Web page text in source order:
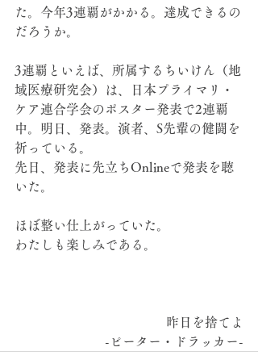
た。今年3連覇がかかる。達成できるの
だろうか。
3連覇といえば、所属するちいけん（地
域医療研究会）は、日本プライマリ・
ケア連合学会のポスター発表で2連覇
中。明日、発表。演者、S先輩の健闘を
祈っている。
先日、発表に先立ちOnlineで発表を聴
いた。
ほぼ整い仕上がっていた。
わたしも楽しみである。
昨日を捨てよ
-ピーター・ドラッカー-